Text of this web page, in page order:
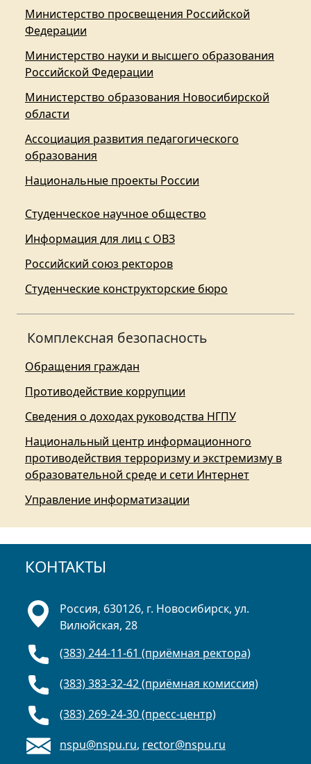
Министерство просвещения Российской
Федерации
Министерство науки и высшего образования
Российской Федерации
Министерство образования Новосибирской
области
Ассоциация развития педагогического
образования
Национальные проекты России
Студенческое научное общество
Информация для лиц с ОВЗ
Российский союз ректоров
Студенческие конструкторские бюро
Комплексная безопасность
Обращения граждан
Противодействие коррупции
Сведения о доходах руководства НГПУ
Национальный центр информационного
противодействия терроризму и экстремизму в
образовательной среде и сети Интернет
Управление информатизации
КОНТАКТЫ
Россия, 630126, г. Новосибирск, ул.
Вилюйская, 28
(383) 244-11-61 (приёмная ректора)
(383) 383-32-42 (приёмная комиссия)
(383) 269-24-30 (пресс-центр)
nspu@nspu.ru, rector@nspu.ru